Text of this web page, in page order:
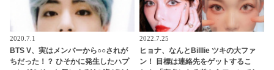
2020.7.1
BTS V、実はメンバーから○○されが
ちだった！？ ひそかに発生したハプ
2022.7.25
ヒョナ、なんとBilllie ツキの大ファ
ン！ 目標は連絡先をゲットするこ